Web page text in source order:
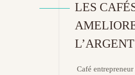
LES
L’ARGENT
Café